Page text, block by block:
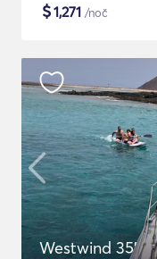
$1,271 /noč
Westwind 35'